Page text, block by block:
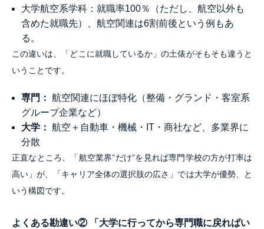
大学航空系学科：就職率100％（ただし、航空以外も
含めた就職先）、航空関連は6割前後という例もあ
る。
この違いは、「どこに就職しているか」の土俵がそもそも違うと
いうことです。
専門： 航空関連にほぼ特化（整備・グランド・客室系
グループ企業など）
大学： 航空＋自動車・機械・IT・商社など、多業界に
分散
正直なところ、「航空業界”だけ”を見れば専門学校の方が打率は
高い」が、「キャリア全体の選択肢の広さ」では大学が優勢、と
いう構図です。
よくある勘違い② 「大学に行ってから専門職に戻ればい